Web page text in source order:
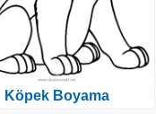
Köpek Boyama